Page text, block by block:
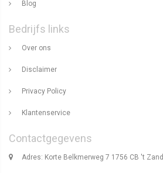
Blog
Bedrijfs links
Over ons
Disclaimer
Privacy Policy
Klantenservice
Contactgegevens
Adres: Korte Belkmerweg 7 1756 CB 't Zand